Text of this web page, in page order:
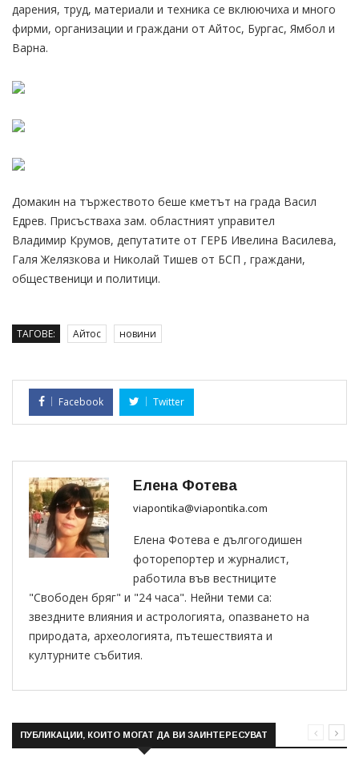
дарения, труд, материали и техника се вклюючиха и много
фирми, организации и граждани от Айтос, Бургас, Ямбол и
Варна.
Домакин на тържеството беше кметът на града Васил
Едрев. Присъстваха зам. областният управител
Владимир Крумов, депутатите от ГЕРБ Ивелина Василева,
Галя Желязкова и Николай Тишев от БСП , граждани,
общественици и политици.
ТАГОВЕ: Айтос новини
Facebook Twitter
Елена Фотева
viapontika@viapontika.com
Елена Фотева е дългогодишен
фоторепортер и журналист,
работила във вестниците
"Свободен бряг" и "24 часа". Нейни теми са:
звездните влияния и астрологията, опазването на
природата, археологията, пътешествията и
културните събития.
ПУБЛИКАЦИИ, КОИТО МОГАТ ДА ВИ ЗАИНТЕРЕСУВАТ